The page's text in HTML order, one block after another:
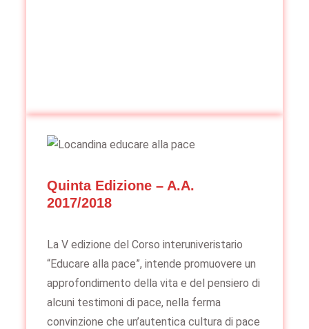
Quinta Edizione – A.A.
2017/2018
La V edizione del Corso interuniveristario
“Educare alla pace”, intende promuovere un
approfondimento della vita e del pensiero di
alcuni testimoni di pace, nella ferma
convinzione che un’autentica cultura di pace